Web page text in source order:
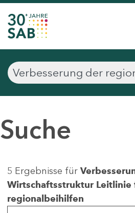
Suche
5 Ergebnisse für
Wirtschaftsstruktur Leitlinie
regionalbeihilfen